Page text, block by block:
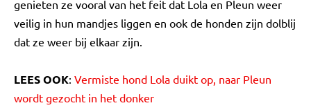
genieten ze vooral van het feit dat Lola en Pleun weer
veilig in hun mandjes liggen en ook de honden zijn dolblij
dat ze weer bij elkaar zijn.
LEES OOK: Vermiste hond Lola duikt op, naar Pleun
wordt gezocht in het donker